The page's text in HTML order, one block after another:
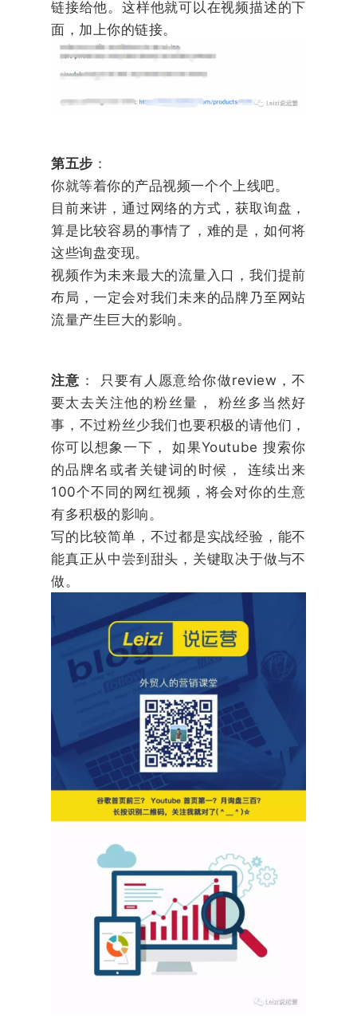
链接给他。这样他就可以在视频描述的下
面，加上你的链接。
第五步 ：
你就等着你的产品视频一个个上线吧。
目前来讲，通过网络的方式，获取询盘，
算是比较容易的事情了，难的是，如何将
这些询盘变现。
视频作为未来最大的流量入口，我们提前
布局，一定会对我们未来的品牌乃至网站
流量产生巨大的影响。
注意 ： 只要有人愿意给你做review，不
要太去关注他的粉丝量， 粉丝多当然好
事，不过粉丝少我们也要积极的请他们，
你可以想象一下， 如果Youtube 搜索你
的品牌名或者关键词的时候， 连续出来
100个不同的网红视频，将会对你的生意
有多积极的影响。
写的比较简单，不过都是实战经验，能不
能真正从中尝到甜头，关键取决于做与不
做。